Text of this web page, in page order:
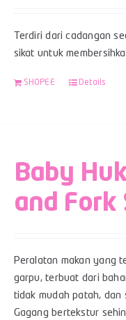
Terdiri dari cadangan
sikat untuk
SHOPEE Details
Baby
and Fork
Peralatan makan yang
garpu, terbuat dari
tidak mudah patah, dan
Gagang bertekstur